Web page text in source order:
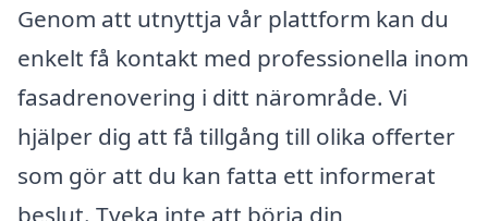
Genom att utnyttja vår plattform kan du
enkelt få kontakt med professionella inom
fasadrenovering i ditt närområde. Vi
hjälper dig att få tillgång till olika offerter
som gör att du kan fatta ett informerat
beslut. Tveka inte att börja din